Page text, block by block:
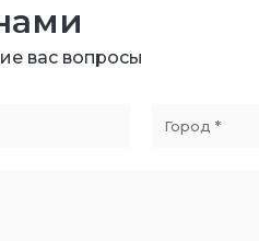
вас вопросы